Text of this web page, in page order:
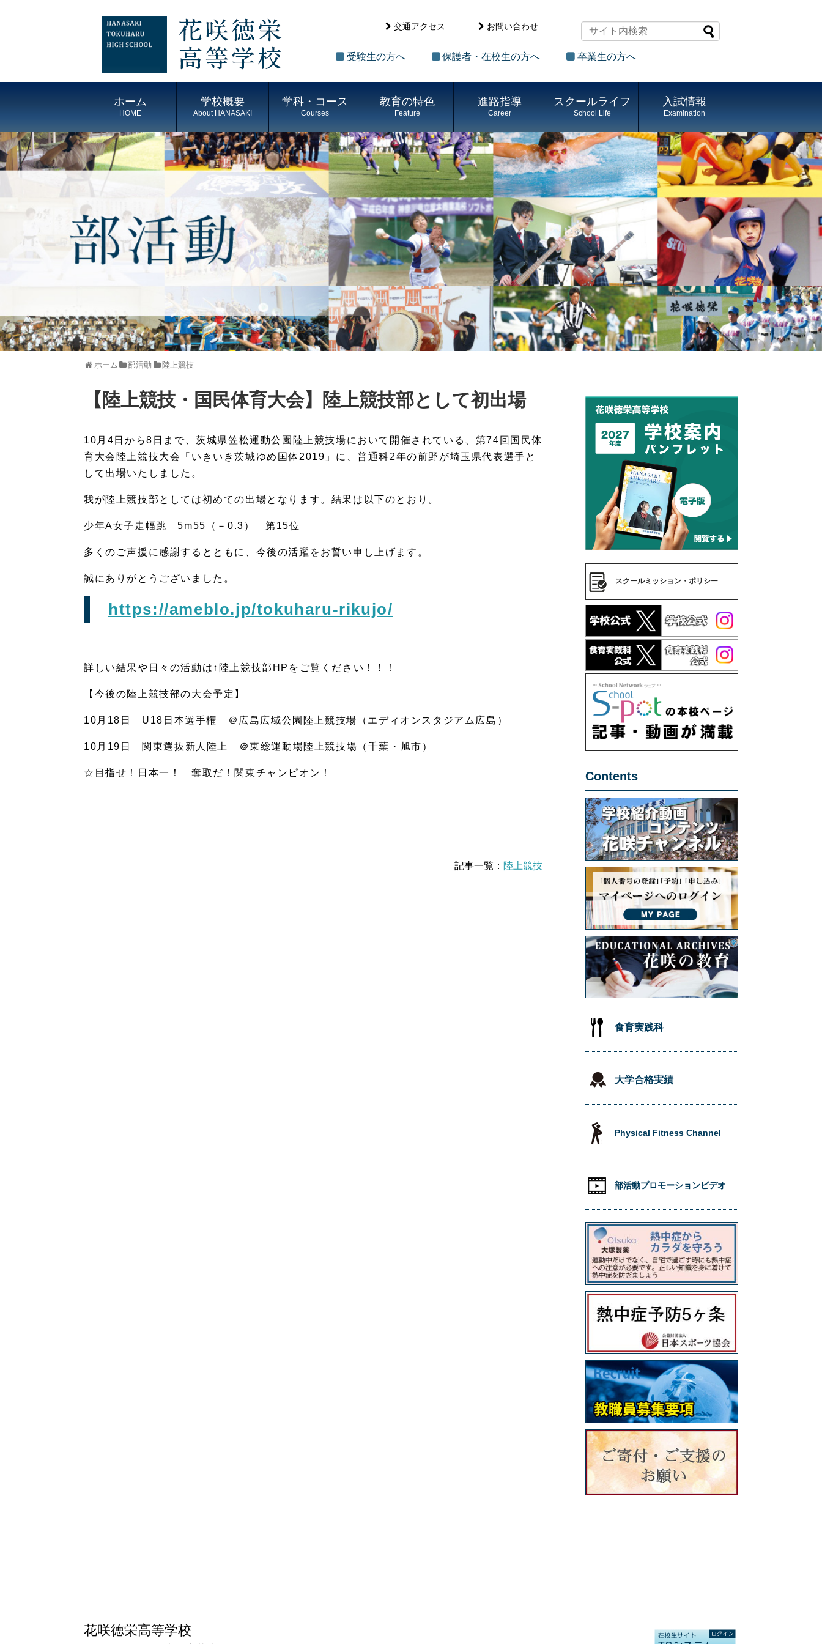
交通アクセス お問い合わせ
受験生の方へ 保護者・在校生の方へ 卒業生の方へ
ホーム
HOME
学校概要
About HANASAKI
学科・コース
Courses
教育の特色
Feature
進路指導
Career
スクールライフ
School Life
入試情報
Examination
ホーム 部活動 陸上競技
【陸上競技・国民体育大会】陸上競技部として初出場
10月4日から8日まで、茨城県笠松運動公園陸上競技場において開催されている、第74回国民体
育大会陸上競技大会「いきいき茨城ゆめ国体2019」に、普通科2年の前野が埼玉県代表選手と
して出場いたしました。
我が陸上競技部としては初めての出場となります。結果は以下のとおり。
少年A女子走幅跳 5m55（－0.3） 第15位
多くのご声援に感謝するとともに、今後の活躍をお誓い申し上げます。
誠にありがとうございました。
https://ameblo.jp/tokuharu-rikujo/
詳しい結果や日々の活動は↑陸上競技部HPをご覧ください！！！
【今後の陸上競技部の大会予定】
10月18日 U18日本選手権 ＠広島広域公園陸上競技場（エディオンスタジアム広島）
10月19日 関東選抜新人陸上 ＠東総運動場陸上競技場（千葉・旭市）
☆目指せ！日本一！ 奪取だ！関東チャンピオン！
記事一覧： 陸上競技
スクールミッション・ポリシー
Contents
食育実践科
大学合格実績
Physical Fitness Channel
部活動プロモーションビデオ
花咲徳栄高等学校